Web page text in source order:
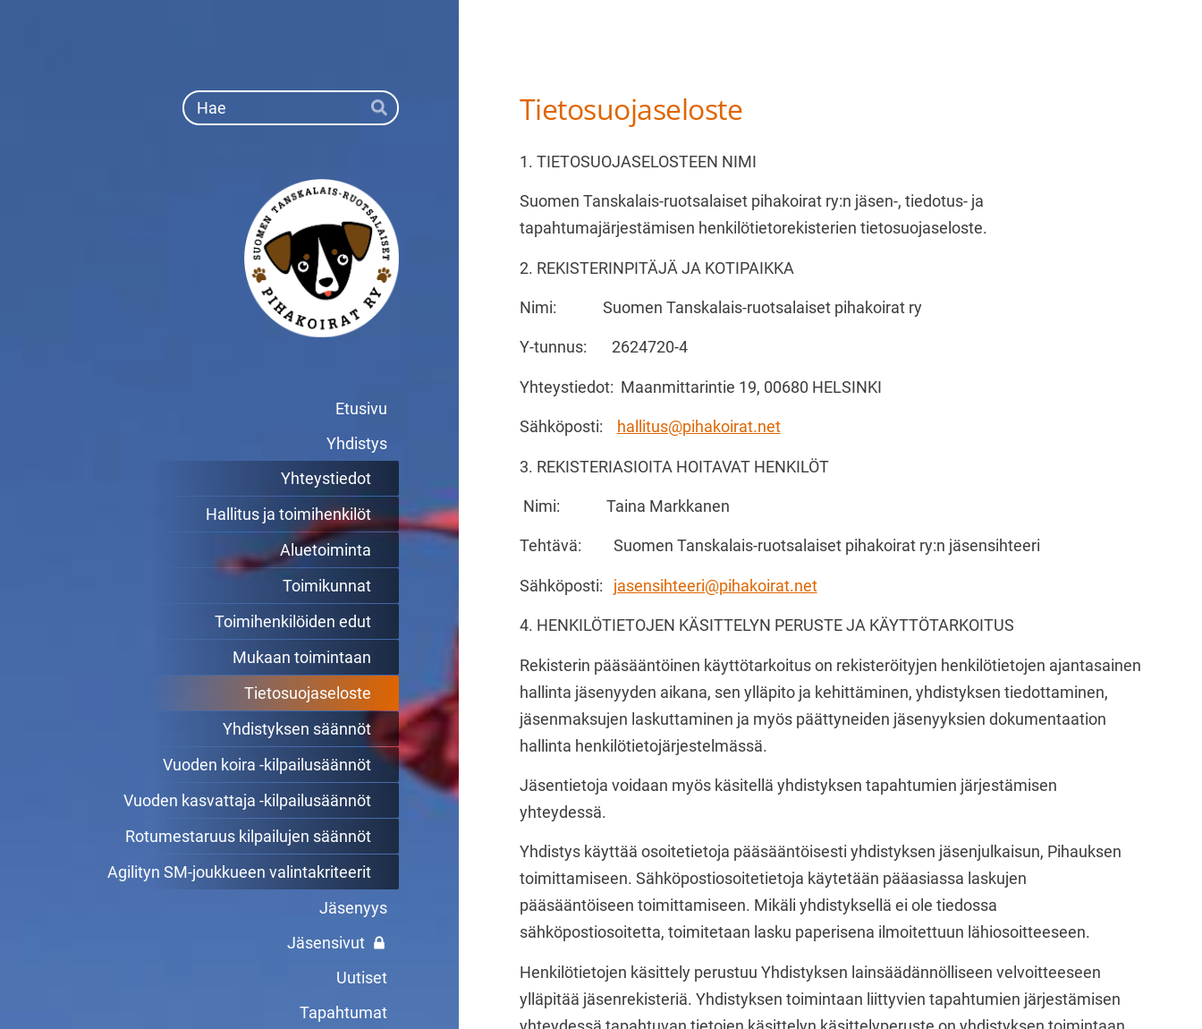
Haku
Hae
Etusivu
Yhdistys
Yhteystiedot
Hallitus ja toimihenkilöt
Aluetoiminta
Toimikunnat
Toimihenkilöiden edut
Mukaan toimintaan
Tietosuojaseloste
Yhdistyksen säännöt
Vuoden koira -kilpailusäännöt
Vuoden kasvattaja -kilpailusäännöt
Rotumestaruus kilpailujen säännöt
Agilityn SM-joukkueen valintakriteerit
Jäsenyys
Jäsensivut
Uutiset
Tapahtumat
Tietosuojaseloste
1. TIETOSUOJASELOSTEEN NIMI
Suomen Tanskalais-ruotsalaiset pihakoirat ry:n jäsen-, tiedotus- ja
tapahtumajärjestämisen henkilötietorekisterien tietosuojaseloste.
2. REKISTERINPITÄJÄ JA KOTIPAIKKA
Nimi: Suomen Tanskalais-ruotsalaiset pihakoirat ry
Y-tunnus: 2624720-4
Yhteystiedot: Maanmittarintie 19, 00680 HELSINKI
Sähköposti: hallitus@pihakoirat.net
3. REKISTERIASIOITA HOITAVAT HENKILÖT
Nimi: Taina Markkanen
Tehtävä: Suomen Tanskalais-ruotsalaiset pihakoirat ry:n jäsensihteeri
Sähköposti: jasensihteeri@pihakoirat.net
4. HENKILÖTIETOJEN KÄSITTELYN PERUSTE JA KÄYTTÖTARKOITUS
Rekisterin pääsääntöinen käyttötarkoitus on rekisteröityjen henkilötietojen ajantasainen
hallinta jäsenyyden aikana, sen ylläpito ja kehittäminen, yhdistyksen tiedottaminen,
jäsenmaksujen laskuttaminen ja myös päättyneiden jäsenyyksien dokumentaation
hallinta henkilötietojärjestelmässä.
Jäsentietoja voidaan myös käsitellä yhdistyksen tapahtumien järjestämisen
yhteydessä.
Yhdistys käyttää osoitetietoja pääsääntöisesti yhdistyksen jäsenjulkaisun, Pihauksen
toimittamiseen. Sähköpostiosoitetietoja käytetään pääasiassa laskujen
pääsääntöiseen toimittamiseen. Mikäli yhdistyksellä ei ole tiedossa
sähköpostiosoitetta, toimitetaan lasku paperisena ilmoitettuun lähiosoitteeseen.
Henkilötietojen käsittely perustuu Yhdistyksen lainsäädännölliseen velvoitteeseen
ylläpitää jäsenrekisteriä. Yhdistyksen toimintaan liittyvien tapahtumien järjestämisen